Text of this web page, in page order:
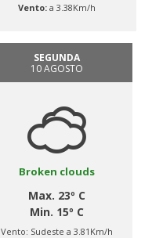
Vento: a 3.38Km/h
SEGUNDA
10 AGOSTO
Broken clouds
Max. 23º C
Min. 15º C
Vento: Sudeste a 3.81Km/h